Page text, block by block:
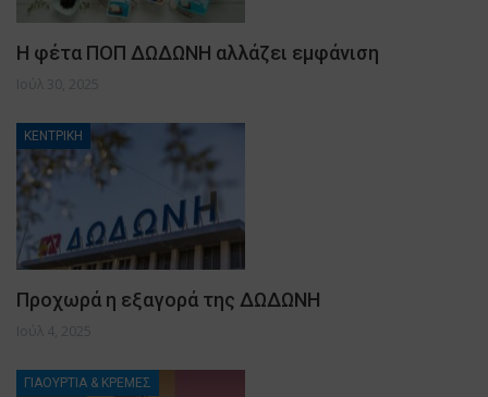
Η φέτα ΠΟΠ ΔΩΔΩΝΗ αλλάζει εμφάνιση
Ιούλ 30, 2025
ΚΕΝΤΡΙΚΗ
Προχωρά η εξαγορά της ΔΩΔΩΝΗ
Ιούλ 4, 2025
ΓΙΑΟΥΡΤΙΑ & ΚΡΕΜΕΣ